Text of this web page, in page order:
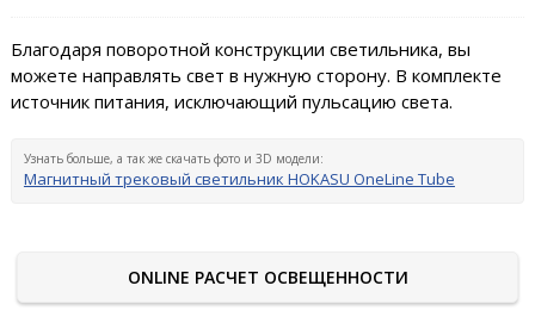
Благодаря поворотной конструкции светильника, вы
можете направлять свет в нужную сторону. В комплекте
источник питания, исключающий пульсацию света.
Узнать больше, а так же скачать фото и 3D модели:
Магнитный трековый светильник HOKASU OneLine Tube
ONLINE РАСЧЕТ ОСВЕЩЕННОСТИ